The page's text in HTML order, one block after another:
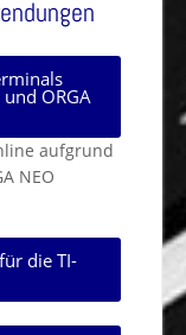
und ORGA
aufgrund
NEO
die TI-